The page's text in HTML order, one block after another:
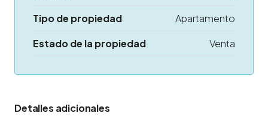
Tipo de propiedad
Apartamento
Estado de la propiedad
Venta
Detalles adicionales